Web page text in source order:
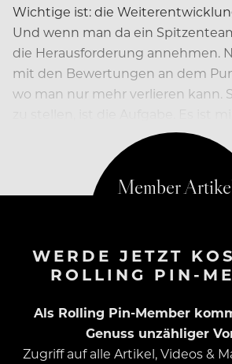
Wichtige ist: die
Und wenn man da ein
die Herausforderung annehmen.
mit den Bewertungen an dem
wo man nur mehr verlieren kann.
WERDE JETZT
ROLLING PIN-
Als Rolling Pin-Member
Genuss unzähliger
Zugriff auf alle Artikel, Videos &